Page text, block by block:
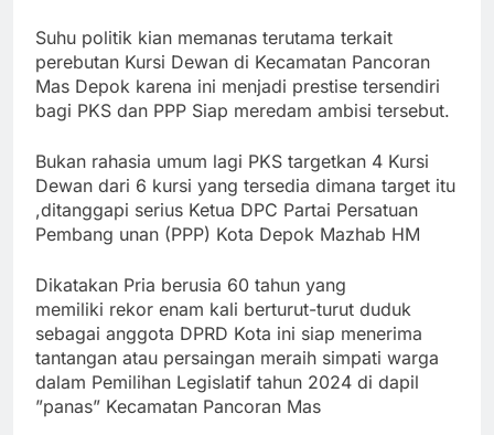
Suhu politik kian memanas terutama terkait
perebutan Kursi Dewan di Kecamatan Pancoran
Mas Depok karena ini menjadi prestise tersendiri
bagi PKS dan PPP Siap meredam ambisi tersebut.
Bukan rahasia umum lagi PKS targetkan 4 Kursi
Dewan dari 6 kursi yang tersedia dimana target itu
,ditanggapi serius Ketua DPC Partai Persatuan
Pembang unan (PPP) Kota Depok Mazhab HM
Dikatakan Pria berusia 60 tahun yang
memiliki rekor enam kali berturut-turut duduk
sebagai anggota DPRD Kota ini siap menerima
tantangan atau persaingan meraih simpati warga
dalam Pemilihan Legislatif tahun 2024 di dapil
”panas” Kecamatan Pancoran Mas